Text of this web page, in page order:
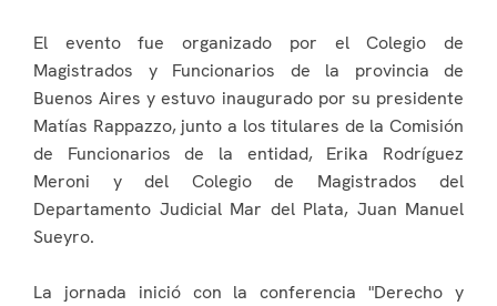
El evento fue organizado por el Colegio de
Magistrados y Funcionarios de la provincia de
Buenos Aires y estuvo inaugurado por su presidente
Matías Rappazzo, junto a los titulares de la Comisión
de Funcionarios de la entidad, Erika Rodríguez
Meroni y del Colegio de Magistrados del
Departamento Judicial Mar del Plata, Juan Manuel
Sueyro.
La jornada inició con la conferencia "Derecho y